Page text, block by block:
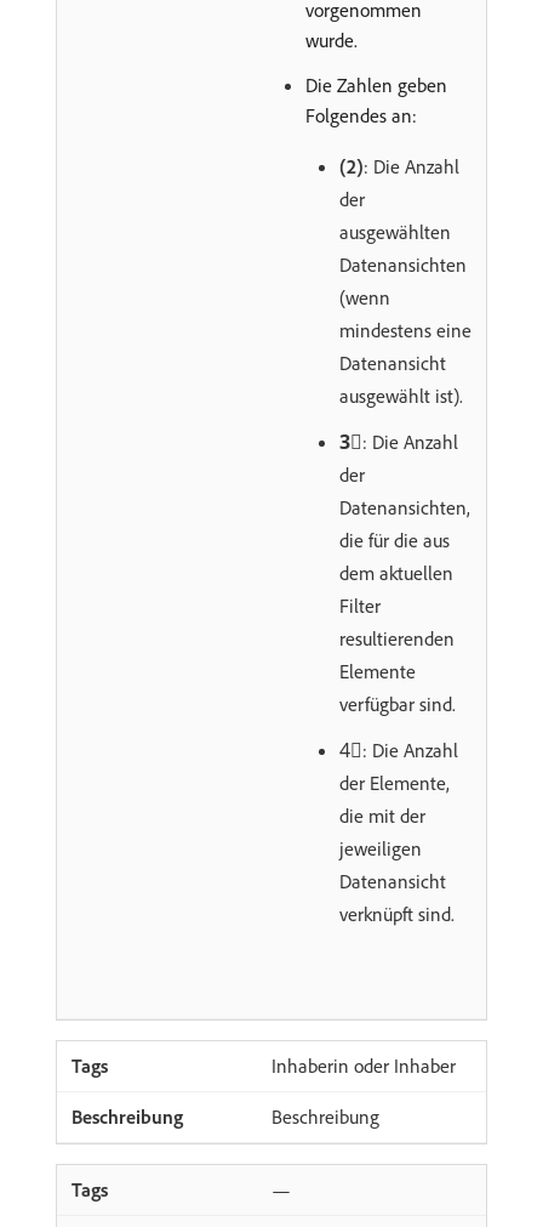
vorgenommen
wurde.
Die Zahlen geben
Folgendes an:
(2): Die Anzahl
der
ausgewählten
Datenansichten
(wenn
mindestens eine
Datenansicht
ausgewählt ist).
3︎⃣: Die Anzahl
der
Datenansichten,
die für die aus
dem aktuellen
Filter
resultierenden
Elemente
verfügbar sind.
4︎⃣: Die Anzahl
der Elemente,
die mit der
jeweiligen
Datenansicht
verknüpft sind.
Inhaberin oder Inhaber
Beschreibung
—